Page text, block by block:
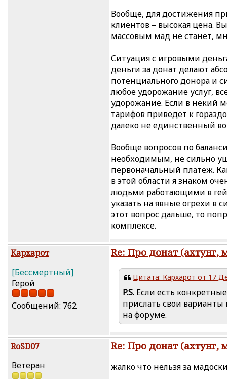
Вообще, для достижения
клиентов – высокая цена.
массовым мад не станет,
Ситуация с игровыми
деньги за донат делают
потенциального донора и
любое удорожание услуг,
удорожание. Если в некий
тарифов приведет к
далеко не единственный
Вообще вопросов по
необходимым, не сильно
первоначальный платеж.
в этой области я знаком
людьми работающими в
указать на явные огрехи в
этот вопрос дальше, то
комплексе.
Кархарот
[Бессмертный]
Герой
Сообщений: 762
Re: Про донат (ахтунг,
Цитата: Кархарот от 17
P.S. Если есть
прислать свои
на форуме.
RoSD07
Ветеран
Re: Про донат (ахтунг,
жалко что нельзя за